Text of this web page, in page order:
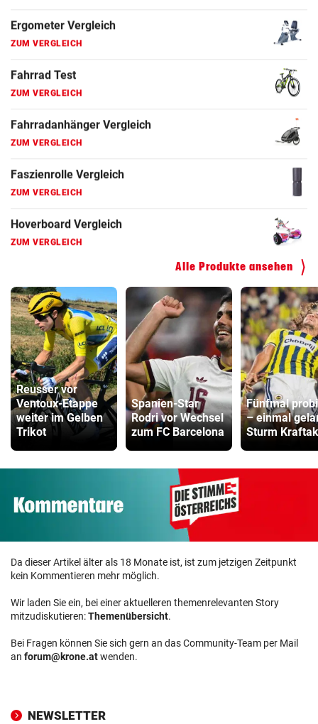
Fahrrad Test
ZUM VERGLEICH
Fahrradanhänger Vergleich
Faszienrolle Vergleich
Hoverboard Vergleich
Kinderfahrrad Vergleich
Alle Produkte ansehen
Reusser vor
Ventoux-Etappe
weiter im Gelben
Trikot
Spanien-Star
Rodri vor Wechsel
zum FC Barcelona
Fünfmal
– einmal
Sturm
Da dieser Artikel älter als 18 Monate ist, ist zum jetzigen Zeitpunkt
kein Kommentieren mehr möglich.
Wir laden Sie ein, bei einer aktuelleren themenrelevanten Story
mitzudiskutieren:Themenübersicht.
Bei Fragen können Sie sich gern an das Community-Team per Mail
an forum@krone.atwenden.
NEWSLETTER